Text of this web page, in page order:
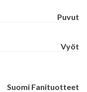
Puvut
Vyöt
Suomi Fanituotteet